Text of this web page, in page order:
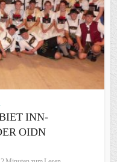
INN-
OIDN